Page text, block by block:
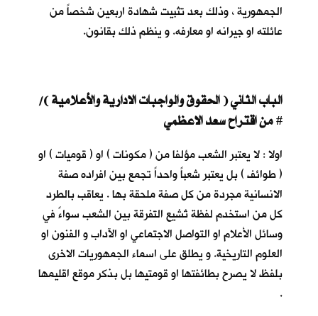
الجمهورية ، وذلك بعد تثبيت شهادة اربعين شخصاً من
عائلته او جيرانه او معارفه. و ينظم ذلك بقانون.
الباب الثاني ( الحقوق والواجبات الادارية والأعلامية )/
#
اولا : لا يعتبر الشعب مؤلفا من ( مكونات ) او ( قوميات ) او
( طوائف ) بل يعتبر شعباً واحداً تجمع بين افراده صفة
الانسانية مجردة من كل صفة ملحقة بها . يعاقب بالطرد
كل من استخدم لفظة تُشيع التفرقة بين الشعب سواءً في
وسائل الأعلام او التواصل الاجتماعي او الآداب و الفنون او
العلوم التاريخية. و يطلق على اسماء الجمهوريات الاخرى
بلفظ لا يصرح بطائفتها او قومتيها بل بذكر موقع اقليمها
.